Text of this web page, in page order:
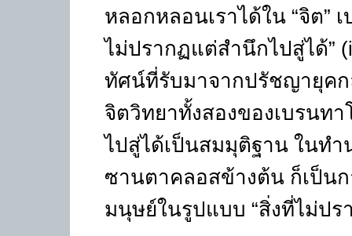
หลอกหลอนเราได้ใน “จิต”
ไม่ปรากฏแต่สำนึกไปสู่ได้”
ทัศน์ที่รับมาจากปรัชญายุค
จิตวิทยาทั้งสองของเบรนท
ไปสู่ได้เป็นสมมุติฐาน ในทำ
ซานตาคลอสข้างต้น ก็เป็น
มนุษย์ในรูปแบบ “สิ่งที่ไม่ป